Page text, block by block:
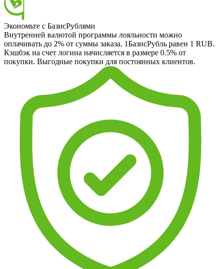
Экономьте с БазисРублями
Внутренней валютой программы лояльности можно
оплачивать до 2% от суммы заказа. 1БазисРубль равен 1 RUB.
Кэшбэк на счет логина начисляется в размере 0.5% от
покупки. Выгодные покупки для постоянных клиентов.